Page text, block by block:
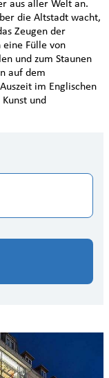
aus aller Welt an.
die Altstadt wacht,
Zeugen der
Fülle von
und zum Staunen
auf dem
im Englischen
und